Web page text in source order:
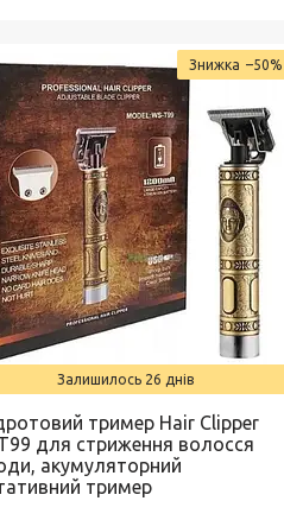
–50%
Залишилось 26 днів
тример Hair Clipper
для стриження волосся
акумуляторний
тример